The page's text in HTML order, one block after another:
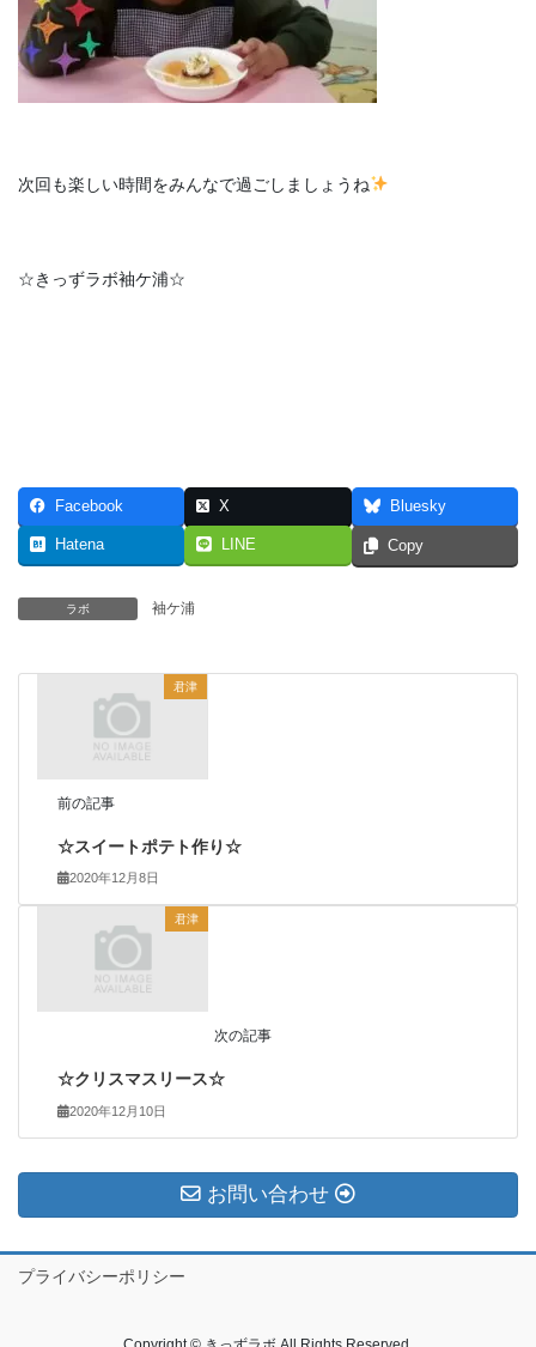
次回も楽しい時間をみんなで過ごしましょうね
☆きっずラボ袖ケ浦☆
Facebook X Bluesky
Hatena LINE Copy
ラボ 袖ケ浦
君津
前の記事
☆スイートポテト作り☆
2020年12月8日
君津
次の記事
☆クリスマスリース☆
2020年12月10日
お問い合わせ
プライバシーポリシー